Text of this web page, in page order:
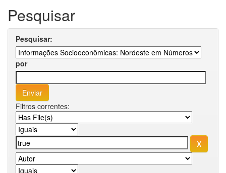
Pesquisar
Pesquisar:
por
Filtros correntes: